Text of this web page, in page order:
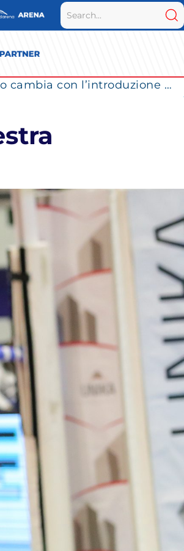
Vero Volley Monza verso la SuperLega 2026/27: il campionato cambia con l’introduzione dei Play Out